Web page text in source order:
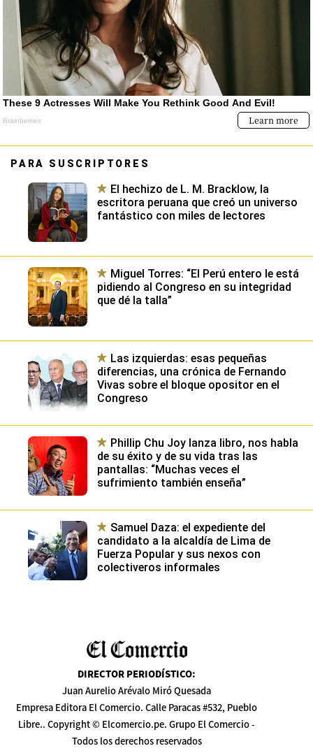
PARA SUSCRIPTORES
El hechizo de L. M. Bracklow, la
escritora peruana que creó un universo
fantástico con miles de lectores
Miguel Torres: “El Perú entero le está
pidiendo al Congreso en su integridad
que dé la talla”
Las izquierdas: esas pequeñas
diferencias, una crónica de Fernando
Vivas sobre el bloque opositor en el
Congreso
Phillip Chu Joy lanza libro, nos habla
de su éxito y de su vida tras las
pantallas: “Muchas veces el
sufrimiento también enseña”
Samuel Daza: el expediente del
candidato a la alcaldía de Lima de
Fuerza Popular y sus nexos con
colectiveros informales
DIRECTOR PERIODÍSTICO:
Juan Aurelio Arévalo Miró Quesada
Empresa Editora El Comercio. Calle Paracas #532, Pueblo
Libre.. Copyright © Elcomercio.pe. Grupo El Comercio -
Todos los derechos reservados